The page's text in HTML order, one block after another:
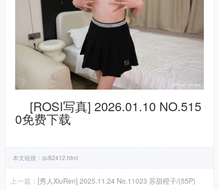
[ROSI写真] 2026.01.10 NO.515
0免费下载
本文链接： /p/82412.html
上一篇： [秀人XiuRen] 2025.11.24 No.11023 苏甜橙子/(55P)